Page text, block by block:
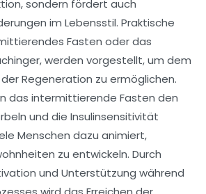
, sondern fördert auch
im Lebensstil. Praktische
Fasten oder das
, werden vorgestellt, um dem
Regeneration zu ermöglichen.
das intermittierende Fasten den
und die Insulinsensitivität
Menschen dazu animiert,
zu entwickeln. Durch
und Unterstützung während